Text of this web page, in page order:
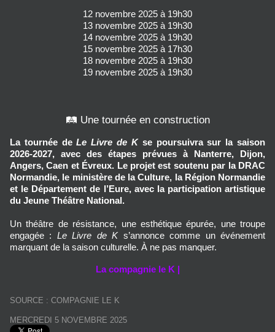
12 novembre 2025 à 19h30
13 novembre 2025 à 19h30
14 novembre 2025 à 19h30
15 novembre 2025 à 17h30
18 novembre 2025 à 19h30
19 novembre 2025 à 19h30
🛤️ Une tournée en construction
La tournée deLe Livre de Kse poursuivra sur la saison
2026-2027, avec des étapes prévues à Nanterre, Dijon,
Angers, Caen et Évreux. Le projet est soutenu par la DRAC
Normandie, le ministère de la Culture, la Région Normandie
et le Département de l’Eure, avec la participation artistique
du Jeune Théâtre National.
Un théâtre de résistance, une esthétique épurée, une troupe
engagée : Le Livre de Ks’annonce comme un événement
marquant de la saison culturelle. À ne pas manquer.
La compagnie le K |
SOURCE : COMPAGNIE LE K
MERCREDI 5 NOVEMBRE 2025